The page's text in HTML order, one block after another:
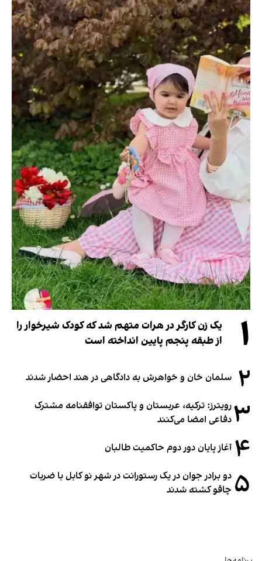
۱
یک زن کارگر در هرات متهم شد که کودک شیرخوار را
از طبقه پنجم پایین انداخته است
۲ سلمان خان و خواهرش به دادگاهی در هند احضار شدند
۳رویترز: ترکیه، عربستان و پاکستان توافقنامه مشترک
دفاعی امضا می‌کنند
۴ آغاز پایان دور دوم حاکمیت طالبان
۵ دو برادر جوان در یک رستورانت در شهر نو کابل با ضربات
چاقو کشته شدند